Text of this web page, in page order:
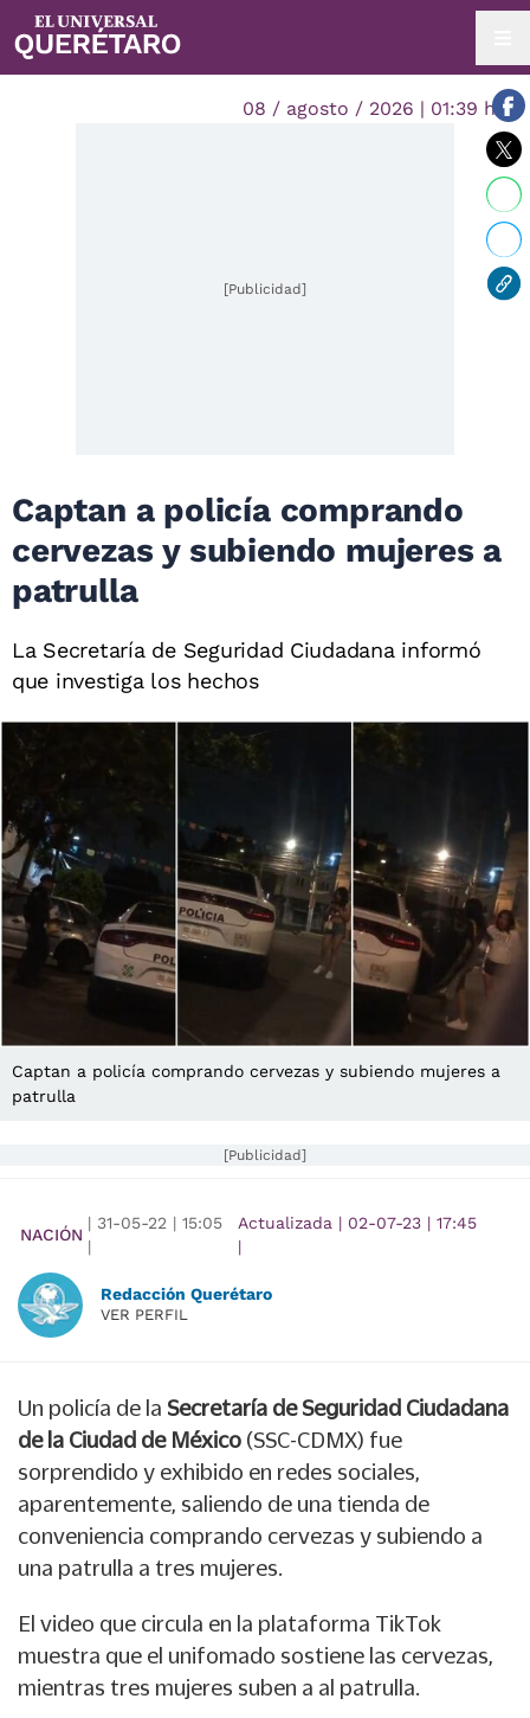
08 / agosto / 2026 | 01:39 hrs.
[Publicidad]
Captan a policía comprando
cervezas y subiendo mujeres a
patrulla
La Secretaría de Seguridad Ciudadana informó
que investiga los hechos
Captan a policía comprando cervezas y subiendo mujeres a
patrulla
[Publicidad]
NACIÓN
| 31-05-22 | 15:05
|
Actualizada | 02-07-23 |17:45
|
Redacción Querétaro
VER PERFIL
Un policía de la Secretaría de Seguridad Ciudadana
de la Ciudad de México (SSC-CDMX) fue
sorprendido y exhibido en redes sociales,
aparentemente, saliendo de una tienda de
conveniencia comprando cervezas y subiendo a
una patrulla a tres mujeres.
El video que circula en la plataforma TikTok
muestra que el unifomado sostiene las cervezas,
mientras tres mujeres suben a al patrulla.